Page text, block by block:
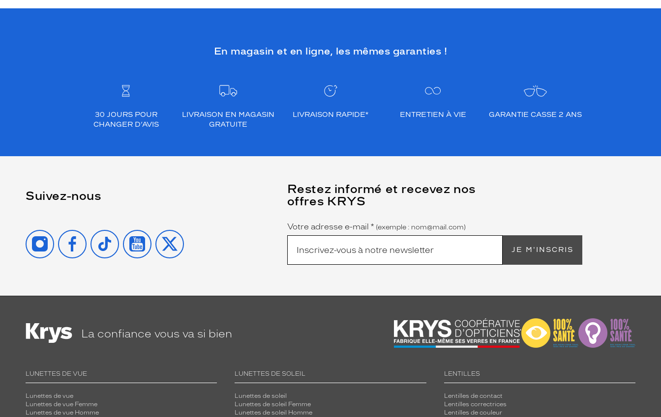
En magasin et en ligne, les mêmes garanties !
30 JOURS POUR
CHANGER D’AVIS
LIVRAISON EN MAGASIN
GRATUITE
LIVRAISON RAPIDE* ENTRETIEN À VIE GARANTIE CASSE 2 ANS
Suivez-nous
INSTAGRAMFACEBOOK
TIKTOK YOUTUBE
X
Restez informé et recevez nos
offres KRYS
Name
Votre adresse e-mail *
(Ce
champ
est
obligatoire)
(exemple : nom@mail.com)
JE M'INSCRIS
La confiance vous va si bien
LUNETTES DE VUE
Lunettes de vue
Lunettes de vue Femme
Lunettes de vue Homme
LUNETTES DE SOLEIL
Lunettes de soleil
Lunettes de soleil Femme
Lunettes de soleil Homme
LENTILLES
Lentilles de contact
Lentilles correctrices
Lentilles de couleur